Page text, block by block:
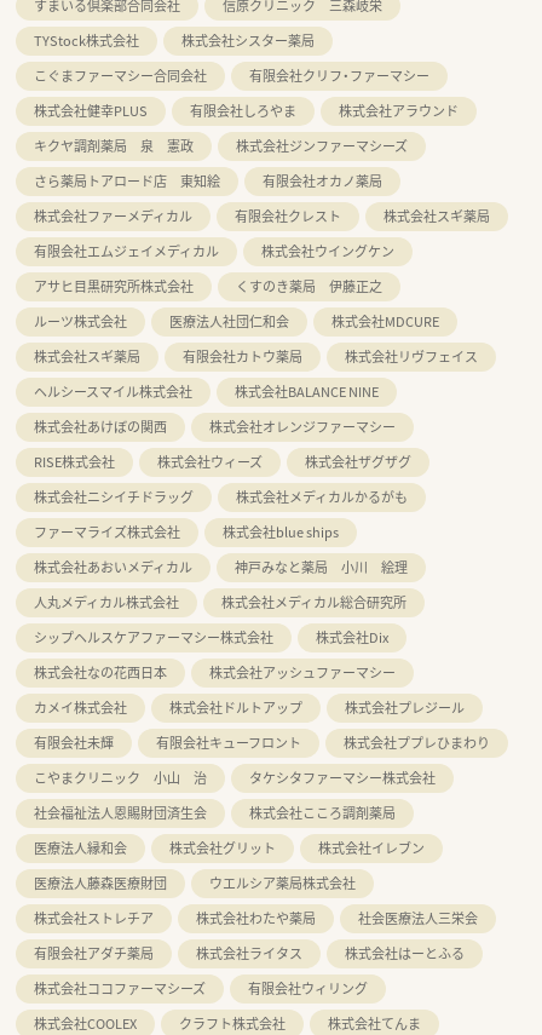
すまいる倶楽部合同会社
信原クリニック 三森岐栄
TYStock株式会社
株式会社シスター薬局
こぐまファーマシー合同会社
有限会社クリフ・ファーマシー
株式会社健幸PLUS
有限会社しろやま
株式会社アラウンド
キクヤ調剤薬局 泉 憲政
株式会社ジンファーマシーズ
さら薬局トアロード店 東知絵
有限会社オカノ薬局
株式会社ファーメディカル
有限会社クレスト
株式会社スギ薬局
有限会社エムジェイメディカル
株式会社ウイングケン
アサヒ目黒研究所株式会社
くすのき薬局 伊藤正之
ルーツ株式会社
医療法人社団仁和会
株式会社MDCURE
株式会社スギ薬局
有限会社カトウ薬局
株式会社リヴフェイス
ヘルシースマイル株式会社
株式会社BALANCE NINE
株式会社あけぼの関西
株式会社オレンジファーマシー
RISE株式会社
株式会社ウィーズ
株式会社ザグザグ
株式会社ニシイチドラッグ
株式会社メディカルかるがも
ファーマライズ株式会社
株式会社blue ships
株式会社あおいメディカル
神戸みなと薬局 小川 絵理
人丸メディカル株式会社
株式会社メディカル総合研究所
シップヘルスケアファーマシー株式会社
株式会社Dix
株式会社なの花西日本
株式会社アッシュファーマシー
カメイ株式会社
株式会社ドルトアップ
株式会社プレジール
有限会社未輝
有限会社キューフロント
株式会社ププレひまわり
こやまクリニック 小山 治
タケシタファーマシー株式会社
社会福祉法人恩賜財団済生会
株式会社こころ調剤薬局
医療法人縁和会
株式会社グリット
株式会社イレブン
医療法人藤森医療財団
ウエルシア薬局株式会社
株式会社ストレチア
株式会社わたや薬局
社会医療法人三栄会
有限会社アダチ薬局
株式会社ライタス
株式会社はーとふる
株式会社ココファーマシーズ
有限会社ウィリング
株式会社COOLEX
クラフト株式会社
株式会社てんま